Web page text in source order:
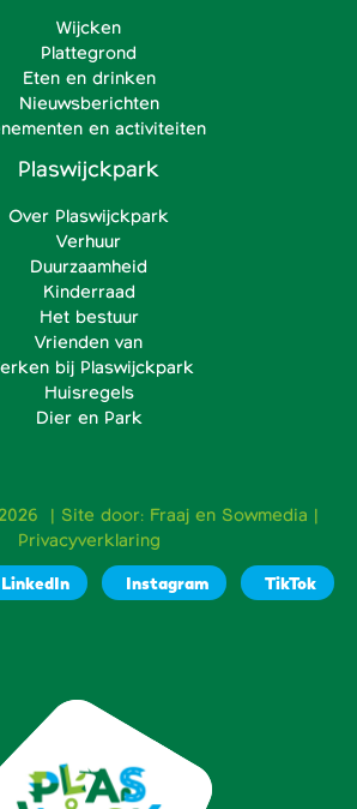
Wijcken
Plattegrond
Eten en drinken
Nieuwsberichten
en activiteiten
Plaswijckpark
Over Plaswijckpark
Verhuur
Duurzaamheid
Kinderraad
Het bestuur
Vrienden van
bij Plaswijckpark
Huisregels
Dier en Park
| Site door: Fraaj en Sowmedia |
Privacyverklaring
LinkedIn Instagram TikTok